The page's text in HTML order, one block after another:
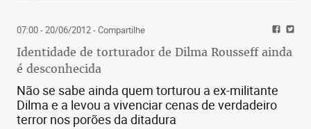
07:00 - 20/06/2012- Compartilhe
Identidade de torturador de Dilma Rousseff ainda
é desconhecida
Não se sabe ainda quem torturou a ex-militante
Dilma e a levou a vivenciar cenas de verdadeiro
terror nos porões da ditadura